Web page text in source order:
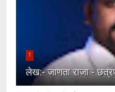
1
लेख:- जाणता राजा -